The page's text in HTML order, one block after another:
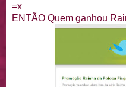
=x
ENTÃO Quem ganhou